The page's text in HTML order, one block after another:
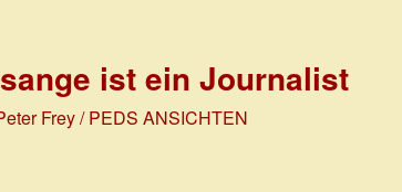
ist ein Journalist
Frey / PEDS ANSICHTEN